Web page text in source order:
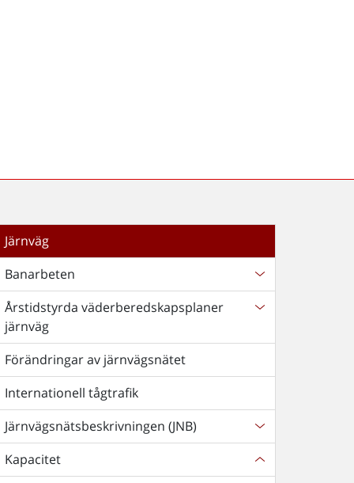
Järnväg
Banarbeten
Årstidstyrda väderberedskapsplaner
järnväg
Förändringar av järnvägsnätet
Internationell tågtrafik
Järnvägsnätsbeskrivningen (JNB)
Kapacitet